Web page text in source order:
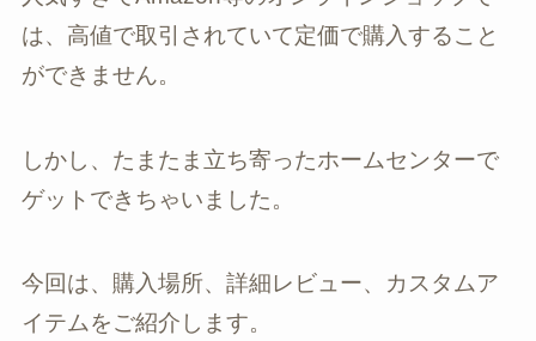
は、高値で取引されていて定価で購入すること
ができません。
しかし、たまたま立ち寄ったホームセンターで
ゲットできちゃいました。
今回は、購入場所、詳細レビュー、カスタムア
イテムをご紹介します。